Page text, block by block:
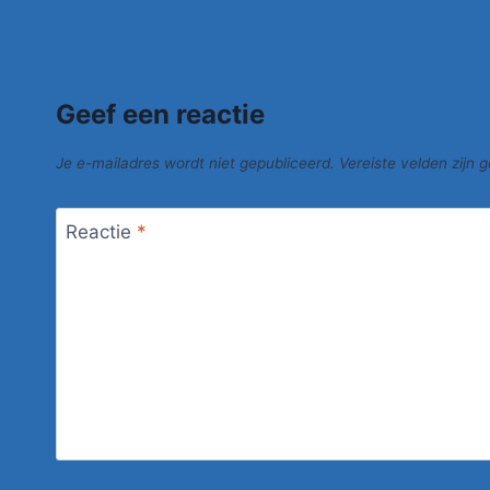
Geef een reactie
Je e-mailadres wordt niet gepubliceerd. Vereiste velden zijn
Reactie *